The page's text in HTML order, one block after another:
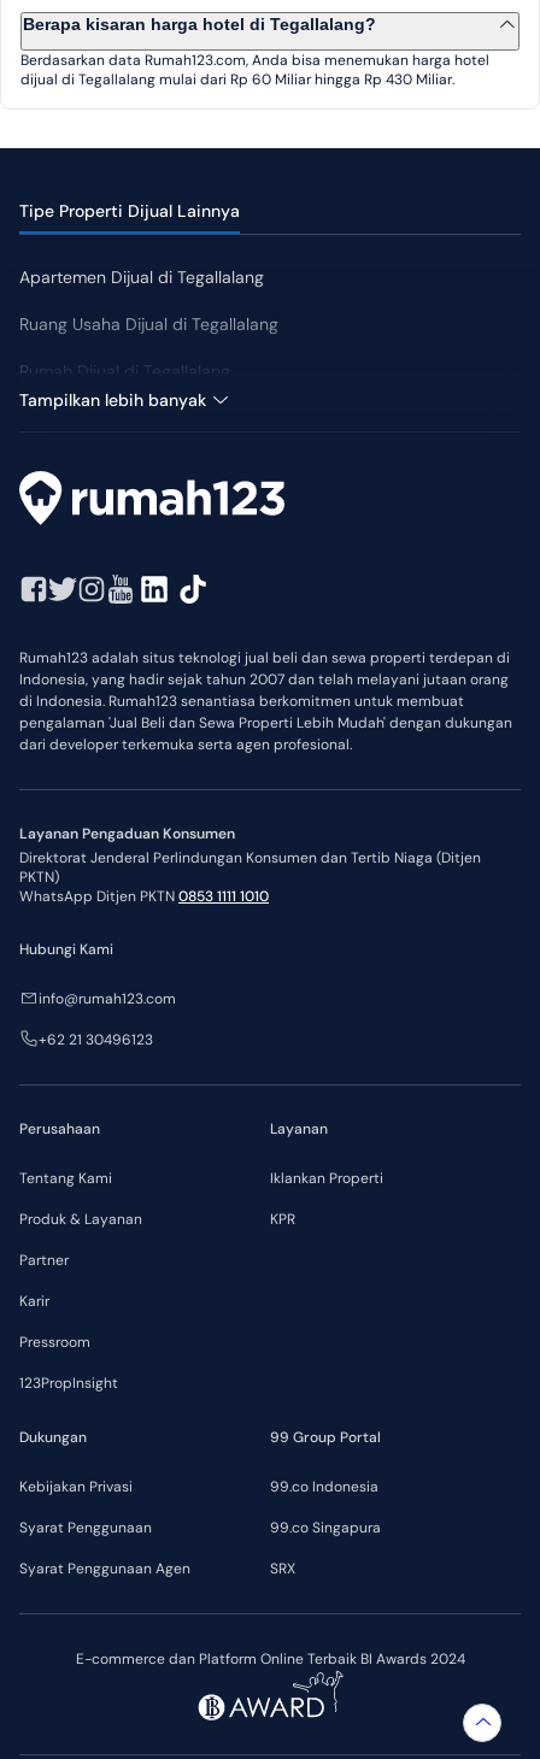
Berapa kisaran harga hotel di Tegallalang?
Berdasarkan data Rumah123.com, Anda bisa menemukan harga hotel
dijual di Tegallalang mulai dari Rp 60 Miliar hingga Rp 430 Miliar.
Tipe Properti Dijual Lainnya
Apartemen Dijual di Tegallalang
Ruang Usaha Dijual di Tegallalang
Rumah Dijual di Tegallalang
Harga Tengah: Rp 12 Miliar
Tampilkan lebih banyak
Rumah123 adalah situs teknologi jual beli dan sewa properti terdepan di
Indonesia, yang hadir sejak tahun 2007 dan telah melayani jutaan orang
di Indonesia. Rumah123 senantiasa berkomitmen untuk membuat
pengalaman 'Jual Beli dan Sewa Properti Lebih Mudah' dengan dukungan
dari developer terkemuka serta agen profesional.
Layanan Pengaduan Konsumen
Direktorat Jenderal Perlindungan Konsumen dan Tertib Niaga (Ditjen
PKTN)
WhatsApp Ditjen PKTN0853 1111 1010
E-commerce dan Platform Online Terbaik BI Awards 2024
Perusahaan
Tentang Kami
Produk & Layanan
Partner
Karir
Pressroom
123PropInsight
Layanan
Iklankan Properti
KPR
Dukungan
Kebijakan Privasi
Syarat Penggunaan
Syarat Penggunaan Agen
99 Group Portal
99.co Indonesia
99.co Singapura
SRX
Hubungi Kami
info@rumah123.com
+62 21 30496123